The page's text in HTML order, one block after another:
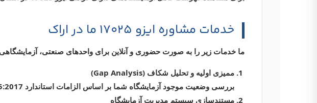
خدمات مشاوره ایزو 17025 ما در اراک
ما خدمات زیر را به صورت حضوری و آنلاین برای واحدهای صنعتی،
ممیزی اولیه و تحلیل شکاف (Gap Analysis)
بررسی وضعیت موجود آزمایشگاه شما بر اساس الزامات استاندارد ISO/IEC 17025:2017.
مستندسازی سیستم مدیریت آزمایشگاه